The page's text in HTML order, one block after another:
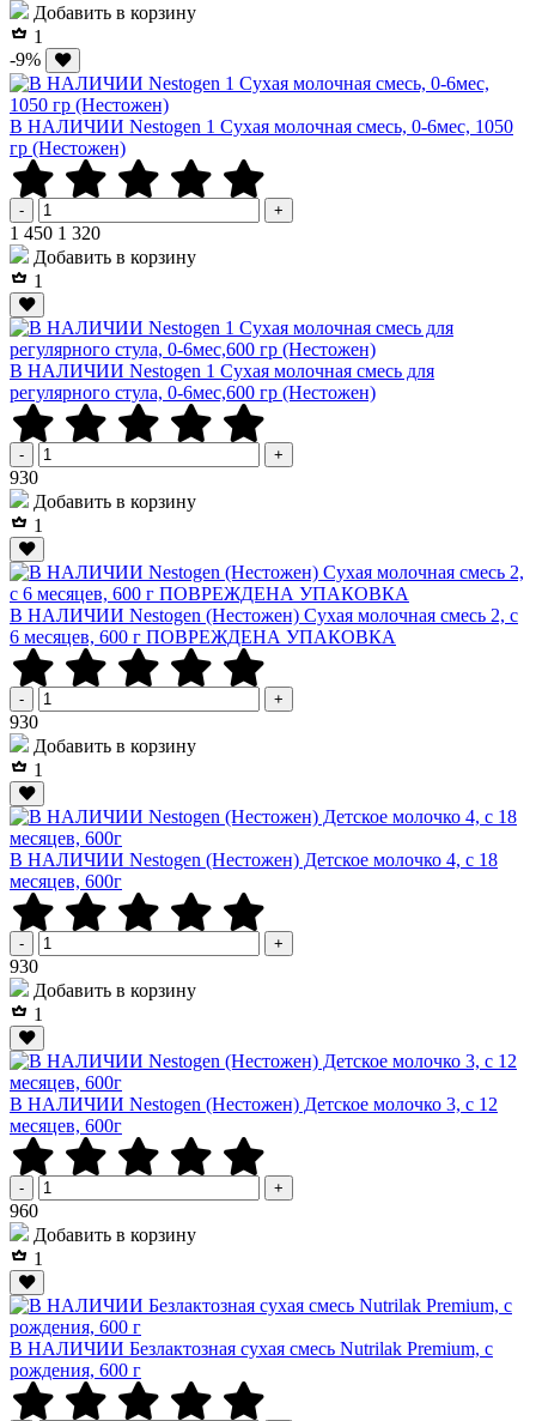
Добавить в корзину
1
-9%
В НАЛИЧИИ Nestogen 1 Сухая молочная смесь, 0-6мес, 1050
гр (Нестожен)
- +
1 450 Р1 320Р
Добавить в корзину
1
В НАЛИЧИИ Nestogen 1 Сухая молочная смесь для
регулярного стула, 0-6мес,600 гр (Нестожен)
- +
930Р
Добавить в корзину
1
В НАЛИЧИИ Nestogen (Нестожен) Сухая молочная смесь 2, c
6 месяцев, 600 г ПОВРЕЖДЕНА УПАКОВКА
- +
930Р
Добавить в корзину
1
В НАЛИЧИИ Nestogen (Нестожен) Детское молочко 4, c 18
месяцев, 600г
- +
930Р
Добавить в корзину
1
В НАЛИЧИИ Nestogen (Нестожен) Детское молочко 3, c 12
месяцев, 600г
- +
960Р
Добавить в корзину
1
В НАЛИЧИИ Безлактозная сухая смесь Nutrilak Premium, с
рождения, 600 г